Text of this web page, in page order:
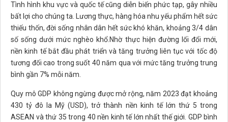
Tình hình khu vực và quốc tế cũng diễn biến phức tạp, gây nhiều
bất lợi cho chúng ta. Lương thực, hàng hóa nhu yếu phẩm hết sức
thiếu thốn, đời sống nhân dân hết sức khó khăn, khoảng 3/4 dân
số sống dưới mức nghèo khổ.Nhờ thực hiện đường lối đổi mới,
nền kinh tế bắt đầu phát triển và tăng trưởng liên tục với tốc độ
tương đối cao trong suốt 40 năm qua với mức tăng trưởng trung
bình gần 7% mỗi năm.
Quy mô GDP không ngừng được mở rộng, năm 2023 đạt khoảng
430 tỷ đô la Mỹ (USD), trở thành nền kinh tế lớn thứ 5 trong
ASEAN và thứ 35 trong 40 nền kinh tế lớn nhất thế giới. GDP bình